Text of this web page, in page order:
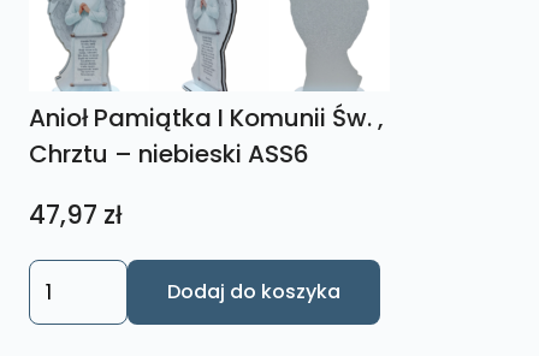
Anioł Pamiątka I Komunii Św. ,
Chrztu – niebieski ASS6
47,97 zł
ilość
Anioł
Dodaj do koszyka